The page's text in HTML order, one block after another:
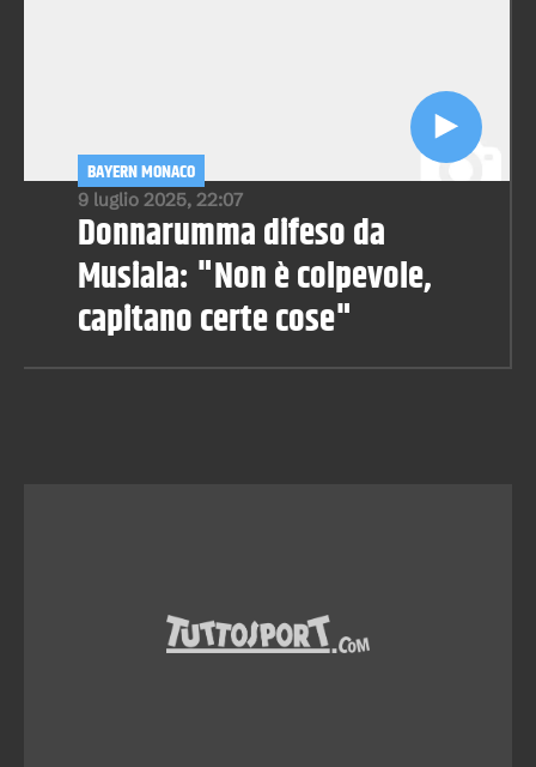
9 luglio 2025, 22:07
BAYERN MONACO
Donnarumma difeso da
Musiala: "Non è colpevole,
capitano certe cose"